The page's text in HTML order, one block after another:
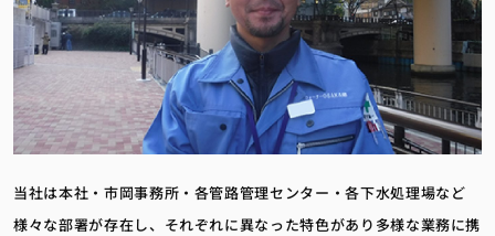
当社は本社・市岡事務所・各管路管理センター・各下水処理場など
様々な部署が存在し、それぞれに異なった特色があり多様な業務に携